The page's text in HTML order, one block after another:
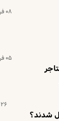
۰۸ فروردین ۱۴۰۳
۰۵ فروردین ۱۴۰۳
۲۶ اسفند ۱۴۰۳